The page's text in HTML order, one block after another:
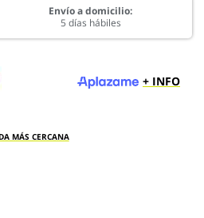
Envío a domicilio:
5 días hábiles
+ INFO
MÁS CERCANA